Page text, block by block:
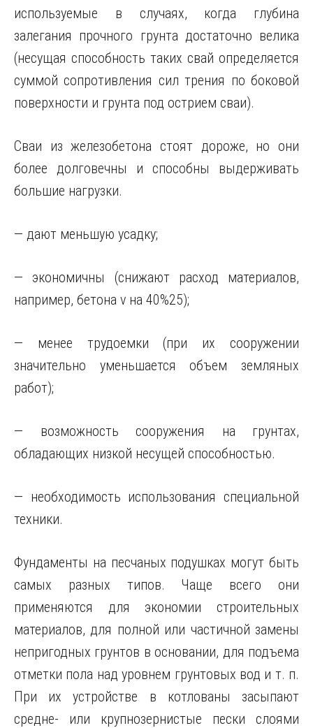
используемые в случаях, когда глубина
залегания прочного грунта достаточно велика
(несущая способность таких свай определяется
суммой сопротивления сил трения по боковой
поверхности и грунта под острием сваи).
Сваи из железобетона стоят дороже, но они
более долговечны и способны выдерживать
большие нагрузки.
— дают меньшую усадку;
— экономичны (снижают расход материалов,
например, бетона v на 40%25);
— менее трудоемки (при их сооружении
значительно уменьшается объем земляных
работ);
— возможность сооружения на грунтах,
обладающих низкой несущей способностью.
— необходимость использования специальной
техники.
Фундаменты на песчаных подушках могут быть
самых разных типов. Чаще всего они
применяются для экономии строительных
материалов, для полной или частичной замены
непригодных грунтов в основании, для подъема
отметки пола над уровнем грунтовых вод и т. п.
При их устройстве в котлованы засыпают
средне- или крупнозернистые пески слоями